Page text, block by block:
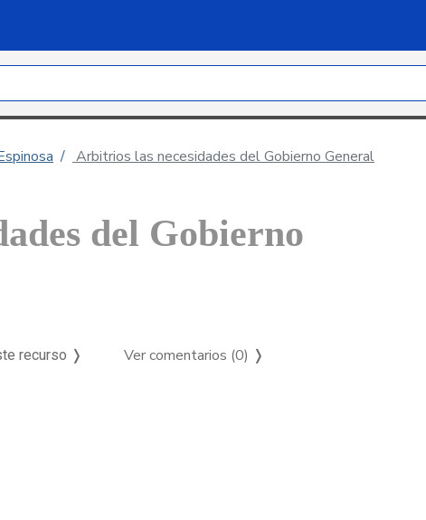
Arbitrios las necesidades del Gobierno General
del Gobierno
recurso ❭ Ver comentarios (0) ❭